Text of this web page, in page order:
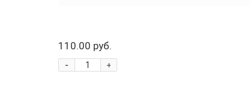
110.00 руб.
+
-